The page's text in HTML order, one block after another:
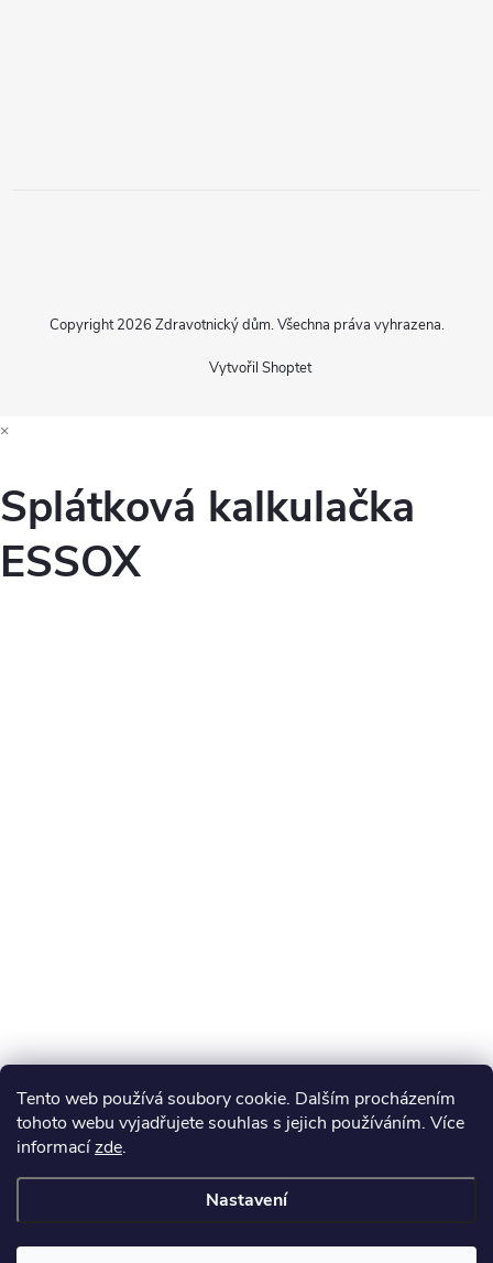
Tento web používá soubory cookie. Dalším procházením
tohoto webu vyjadřujete souhlas s jejich používáním. Více
informacízde.
Nastavení
Vytvořil Shoptet
Copyright 2026 Zdravotnický dům. Všechna práva vyhrazena.
×
Splátková kalkulačka
ESSOX